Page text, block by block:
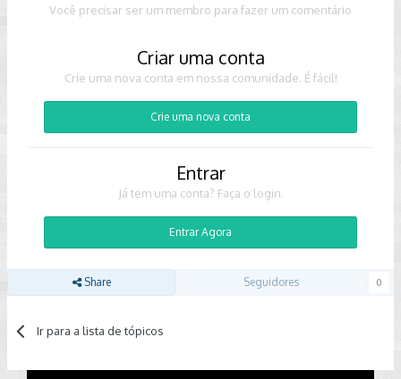
Você precisar ser um membro para fazer um comentário
Criar uma conta
Crie uma nova conta em nossa comunidade. É fácil!
Crie uma nova conta
Entrar
Já tem uma conta? Faça o login.
Entrar Agora
Share Seguidores 0
Ir para a lista de tópicos